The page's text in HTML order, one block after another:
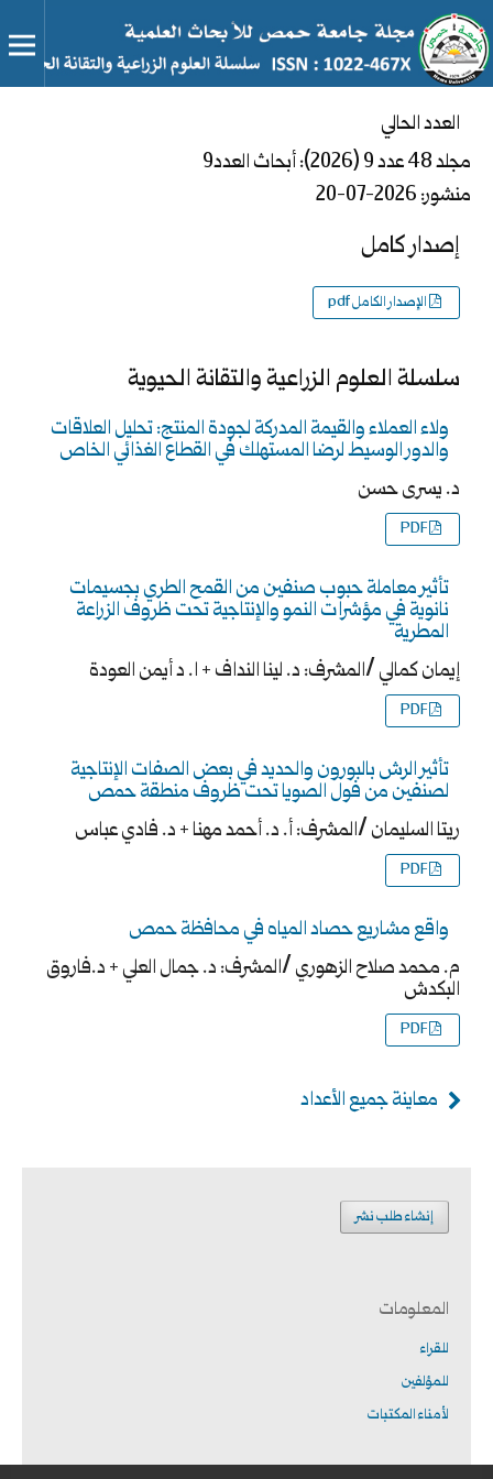
العدد الحالي
مجلد 48 عدد 9 (2026): أبحاث العدد9
منشور: 2026-07-20
إصدار كامل
الإصدار الكامل pdf
سلسلة العلوم الزراعية والتقانة الحيوية
ولاء العملاء والقيمة المدركة لجودة المنتج: تحليل العلاقات
والدور الوسيط لرضا المستهلك في القطاع الغذائي الخاص
د. يسرى حسن
PDF
تأثير معاملة حبوب صنفين من القمح الطري بجسيمات
نانوية في مؤشرات النمو والإنتاجية تحت ظروف الزراعة
المطرية
إيمان كمالي /المشرف: د. لينا النداف + ا. د أيمن العودة
PDF
تأثير الرش بالبورون والحديد في بعض الصفات الإنتاجية
لصنفين من فول الصويا تحت ظروف منطقة حمص
ريتا السليمان /المشرف: أ. د. أحمد مهنا + د. فادي عباس
PDF
واقع مشاريع حصاد المياه في محافظة حمص
م. محمد صلاح الزهوري /المشرف: د. جمال العلي + د.فاروق
البكدش
PDF
معاينة جميع الأعداد
إنشاء طلب نشر
المعلومات
للقراء
للمؤلفين
لأمناء المكتبات